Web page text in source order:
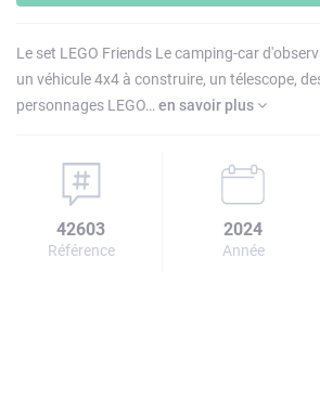
Le set LEGO Friends Le camping-car
un véhicule 4x4 à construire, un télescope,
personnages LEGO… en savoir plus
42603
Référence
2024
Année